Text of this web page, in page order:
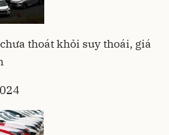
thoát khỏi suy thoái, giá